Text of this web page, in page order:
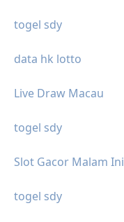
togel sdy
data hk lotto
Live Draw Macau
togel sdy
Slot Gacor Malam Ini
togel sdy